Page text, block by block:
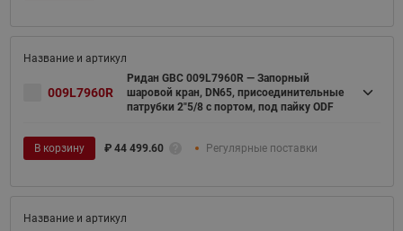
009L7960R
Ридан GBC 009L7960R — Запорный
шаровой кран, DN65, присоединительные
патрубки 2"5/8 с портом, под пайку ODF
В корзину ₽ 44 499.60 Регулярные поставки